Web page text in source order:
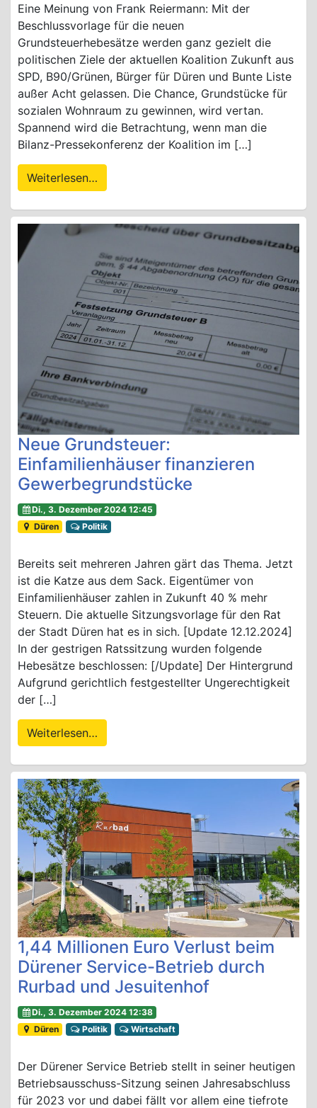
Eine Meinung von Frank Reiermann: Mit der
Beschlussvorlage für die neuen
Grundsteuerhebesätze werden ganz gezielt die
politischen Ziele der aktuellen Koalition Zukunft aus
SPD, B90/Grünen, Bürger für Düren und Bunte Liste
außer Acht gelassen. Die Chance, Grundstücke für
sozialen Wohnraum zu gewinnen, wird vertan.
Spannend wird die Betrachtung, wenn man die
Bilanz-Pressekonferenz der Koalition im […]
Weiterlesen…
Neue Grundsteuer:
Einfamilienhäuser finanzieren
Gewerbegrundstücke
Di., 3. Dezember 2024 12:45
Düren
Politik
Bereits seit mehreren Jahren gärt das Thema. Jetzt
ist die Katze aus dem Sack. Eigentümer von
Einfamilienhäuser zahlen in Zukunft 40 % mehr
Steuern. Die aktuelle Sitzungsvorlage für den Rat
der Stadt Düren hat es in sich. [Update 12.12.2024]
In der gestrigen Ratssitzung wurden folgende
Hebesätze beschlossen: [/Update] Der Hintergrund
Aufgrund gerichtlich festgestellter Ungerechtigkeit
der […]
Weiterlesen…
1,44 Millionen Euro Verlust beim
Dürener Service-Betrieb durch
Rurbad und Jesuitenhof
Di., 3. Dezember 2024 12:38
Düren
Politik Wirtschaft
Der Dürener Service Betrieb stellt in seiner heutigen
Betriebsausschuss-Sitzung seinen Jahresabschluss
für 2023 vor und dabei fällt vor allem eine tiefrote